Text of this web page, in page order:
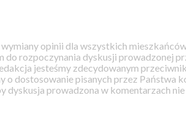
opinii dla wszystkich
do rozpoczynania dyskusji prowadzonej
jesteśmy zdecydowanym
o dostosowanie pisanych przez Państwa
dyskusja prowadzona w komentarzach